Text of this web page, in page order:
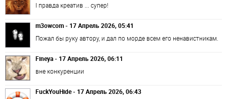
І правда креатив ... супер!
m3owcom - 17 Апрель 2026, 05:41
Пожал бы руку автору, и дал по морде всем его ненавистникам.
Fineya - 17 Апрель 2026, 06:11
вне конкуренции
FuckYouHide - 17 Апрель 2026, 06:43